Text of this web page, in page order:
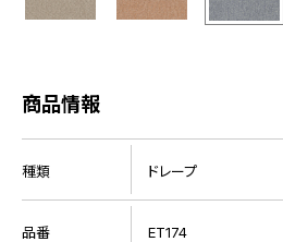
商品情報
種類 ドレープ
品番 ET174